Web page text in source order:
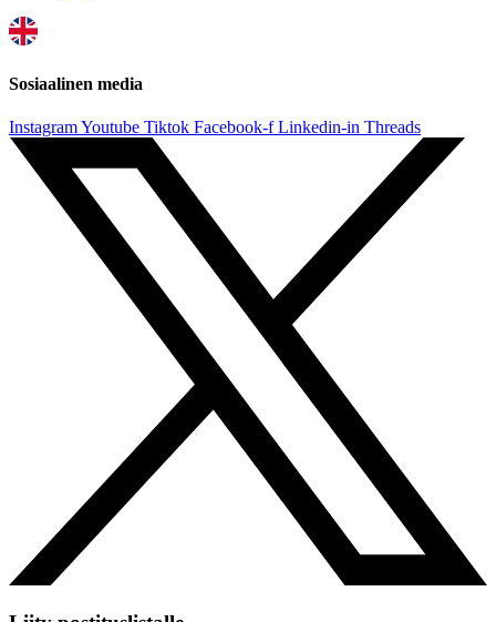
Sosiaalinen media
InstagramYoutube Tiktok Facebook-f Linkedin-in Threads